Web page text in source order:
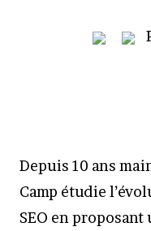
Depuis 10 ans
Camp étudie
SEO en